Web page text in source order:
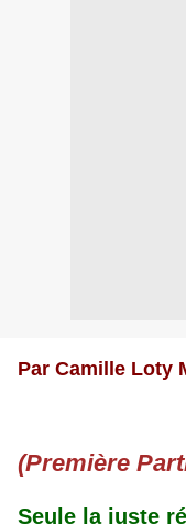
Par Camille Loty
(Première
Seule la juste